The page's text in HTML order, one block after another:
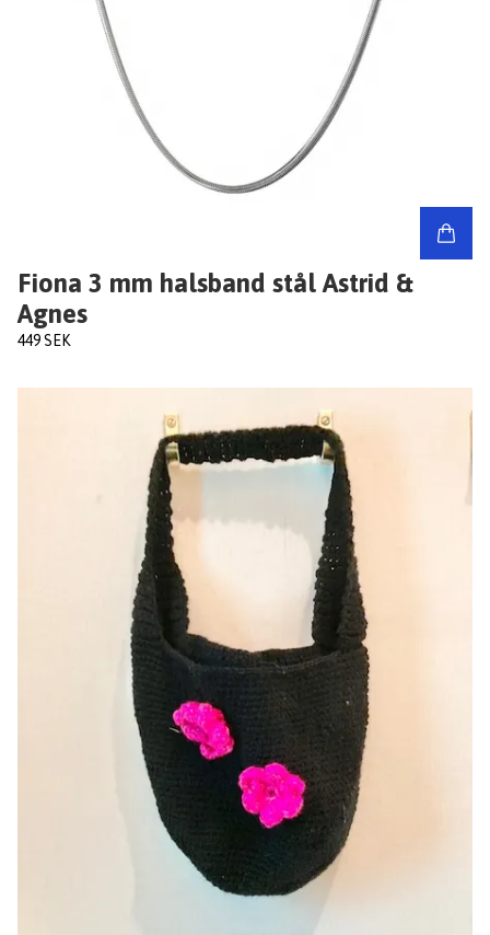
Fiona 3 mm halsband stål Astrid &
Agnes
449 SEK